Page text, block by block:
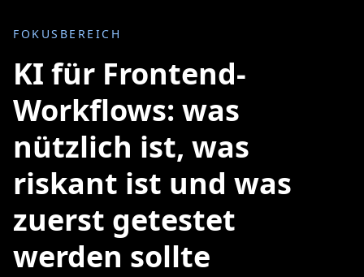
FOKUSBEREICH
KI für Frontend-
Workflows: was
nützlich ist, was
riskant ist und was
zuerst getestet
werden sollte